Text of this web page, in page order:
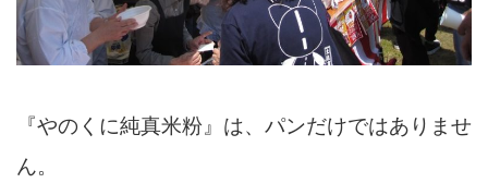
『やのくに純真米粉』は、パンだけではありませ
ん。